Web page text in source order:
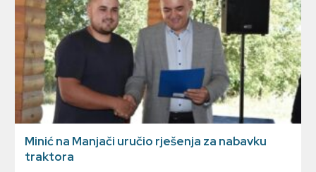
Minić na Manjači uručio rješenja za nabavku
traktora